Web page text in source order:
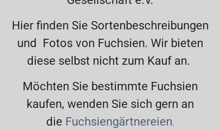
Hier finden Sie Sortenbeschreibungen
und Fotos von Fuchsien. Wir bieten
diese selbst nicht zum Kauf an.
Möchten Sie bestimmte Fuchsien
kaufen, wenden Sie sich gern an
die Fuchsiengärtnereien.